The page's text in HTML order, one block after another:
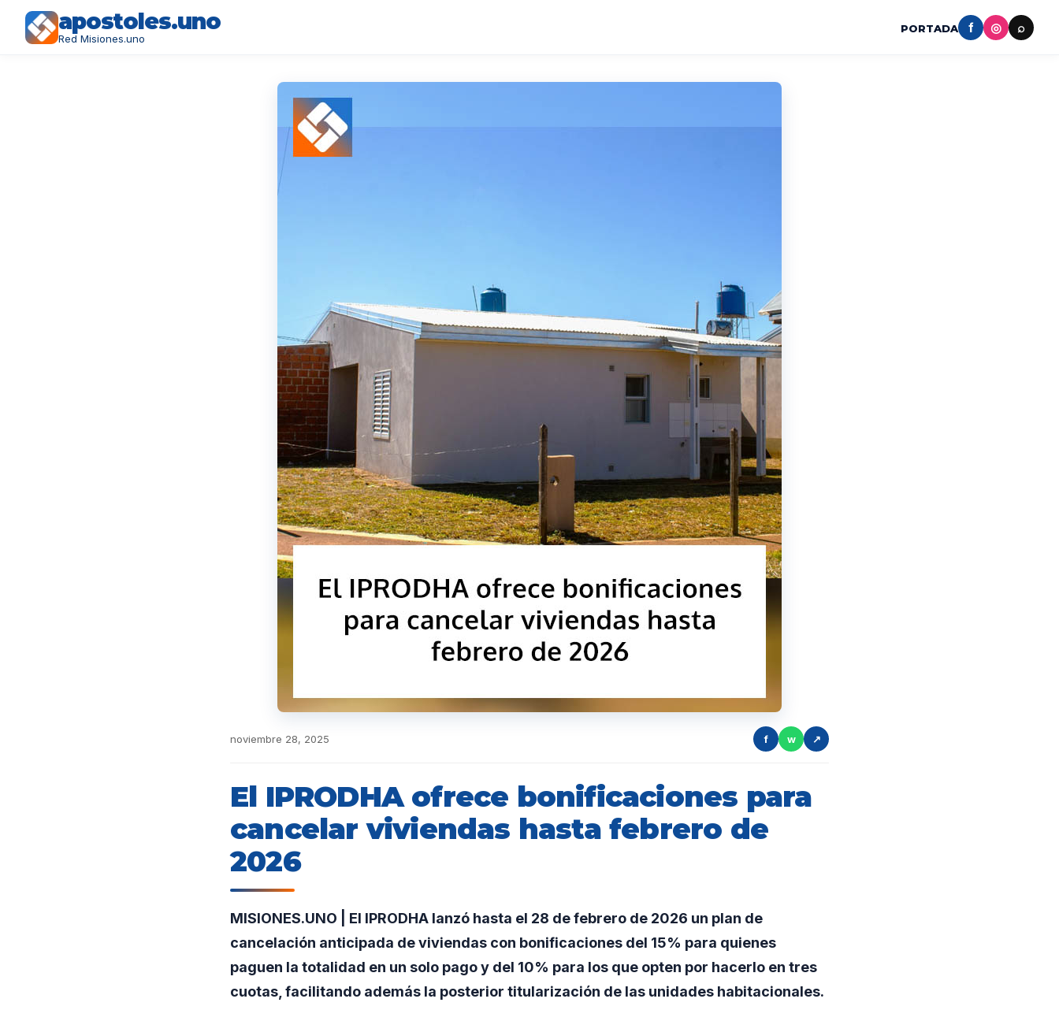
apostoles.uno
Red Misiones.uno
PORTADA f ◎ ⌕
noviembre 28, 2025 f w ↗
El IPRODHA ofrece bonificaciones para
cancelar viviendas hasta febrero de
2026
MISIONES.UNO | El IPRODHA lanzó hasta el 28 de febrero de 2026 un plan de
cancelación anticipada de viviendas con bonificaciones del 15% para quienes
paguen la totalidad en un solo pago y del 10% para los que opten por hacerlo en tres
cuotas, facilitando además la posterior titularización de las unidades habitacionales.